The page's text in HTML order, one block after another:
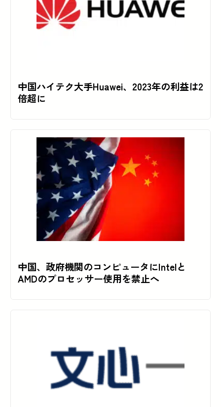
中国ハイテク大手Huawei、2023年の利益は2
倍超に
中国、政府機関のコンピュータにIntelと
AMDのプロセッサー使用を禁止へ